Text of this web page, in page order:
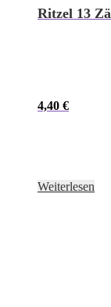
Ritzel 13
4,40 €
Weiterlesen